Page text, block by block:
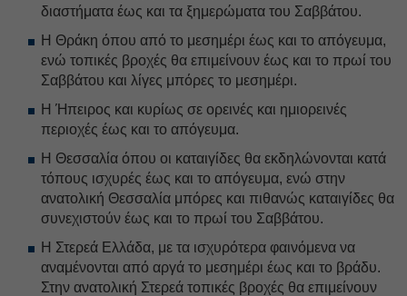
διαστήματα έως και τα ξημερώματα του Σαββάτου.
Η Θράκη όπου από το μεσημέρι έως και το απόγευμα,
ενώ τοπικές βροχές θα επιμείνουν έως και το πρωί του
Σαββάτου και λίγες μπόρες το μεσημέρι.
Η Ήπειρος και κυρίως σε ορεινές και ημιορεινές
περιοχές έως και το απόγευμα.
Η Θεσσαλία όπου οι καταιγίδες θα εκδηλώνονται κατά
τόπους ισχυρές έως και το απόγευμα, ενώ στην
ανατολική Θεσσαλία μπόρες και πιθανώς καταιγίδες θα
συνεχιστούν έως και το πρωί του Σαββάτου.
Η Στερεά Ελλάδα, με τα ισχυρότερα φαινόμενα να
αναμένονται από αργά το μεσημέρι έως και το βράδυ.
Στην ανατολική Στερεά τοπικές βροχές θα επιμείνουν